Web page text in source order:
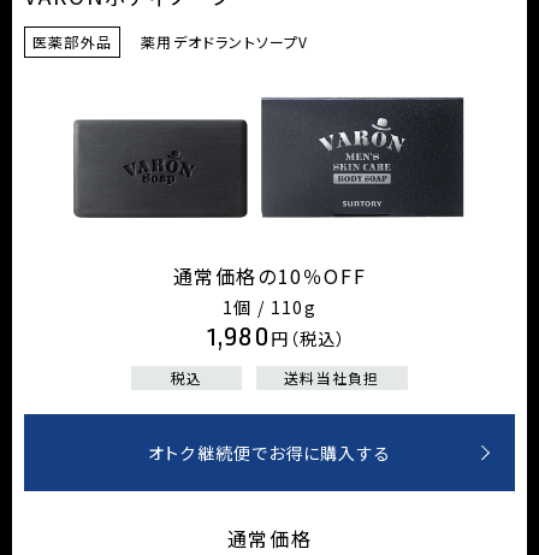
医薬部外品 薬用デオドラントソープV
通常価格の10％OFF
1個 / 110g
1,980 円（税込）
税込 送料当社負担
オトク継続便でお得に購入する
通常価格